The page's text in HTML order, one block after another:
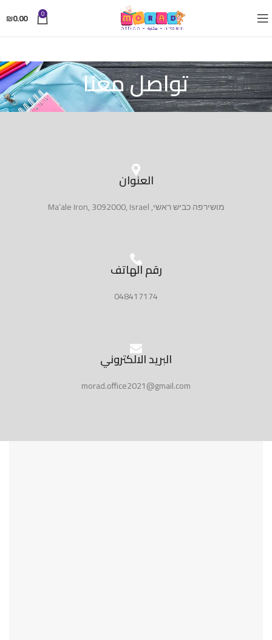
0
₪0.00
تواصل معنا
العنوان
מושירפה כביש ראשי, Ma’ale Iron, 3092000, Israel
رقم الهاتف
048417174
البريد الالكتروني
morad.office2021@gmail.com